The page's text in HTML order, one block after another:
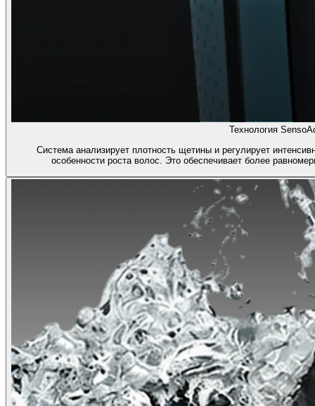
Технология
Система анализирует плотность щетины и регулирует
особенности роста волос. Это обеспечивает более